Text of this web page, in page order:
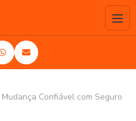
Confiável com Seguro